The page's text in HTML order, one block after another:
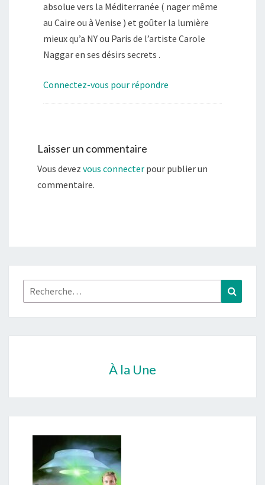
absolue vers la Méditerranée ( nager même
au Caire ou à Venise ) et goûter la lumière
mieux qu’a NY ou Paris de l’artiste Carole
Naggar en ses désirs secrets .
Connectez-vous pour répondre
Laisser un commentaire
Vous devez vous connecter pour publier un
commentaire.
Rechercher :
À la Une